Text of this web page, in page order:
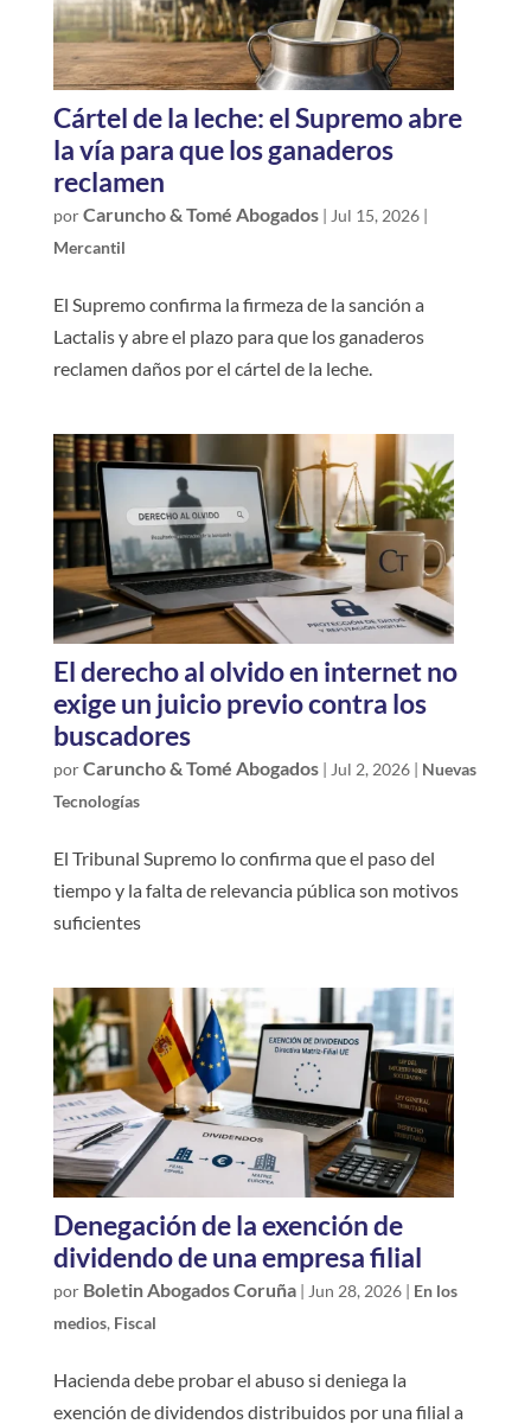
Cártel de la leche: el Supremo abre
la vía para que los ganaderos
reclamen
porCaruncho & Tomé Abogados| Jul 15, 2026|
Mercantil
El Supremo confirma la firmeza de la sanción a
Lactalis y abre el plazo para que los ganaderos
reclamen daños por el cártel de la leche.
El derecho al olvido en internet no
exige un juicio previo contra los
buscadores
porCaruncho & Tomé Abogados| Jul 2, 2026| Nuevas
Tecnologías
El Tribunal Supremo lo confirma que el paso del
tiempo y la falta de relevancia pública son motivos
suficientes
Denegación de la exención de
dividendo de una empresa filial
por Boletin Abogados Coruña| Jun 28, 2026| En los
medios, Fiscal
Hacienda debe probar el abuso si deniega la
exención de dividendos distribuidos por una filial a